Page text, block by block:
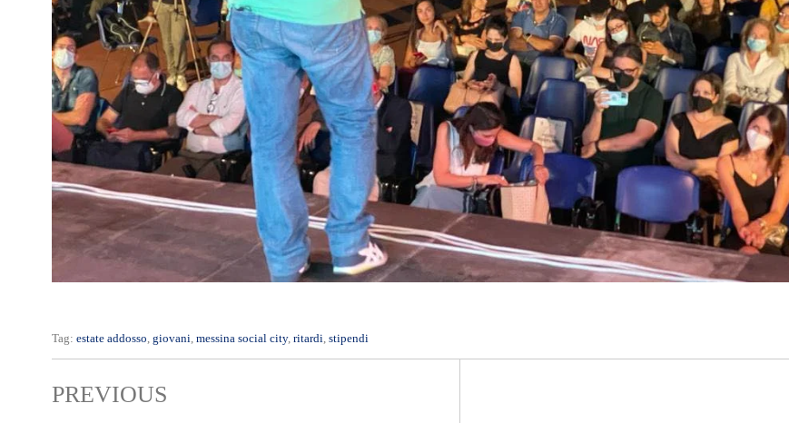
Tag: estate addosso giovani messina social city, ritardi stipendi
PREVIOUS